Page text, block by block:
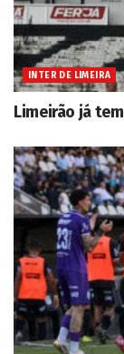
INTER DE LIMEIRA
Limeirão já